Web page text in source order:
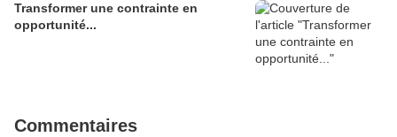
Transformer une contrainte en
opportunité...
Commentaires